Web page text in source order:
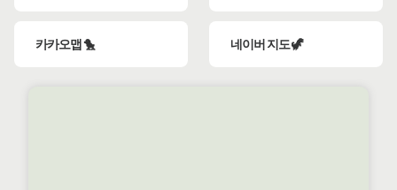
카카오맵 🐤 네이버 지도 🦖